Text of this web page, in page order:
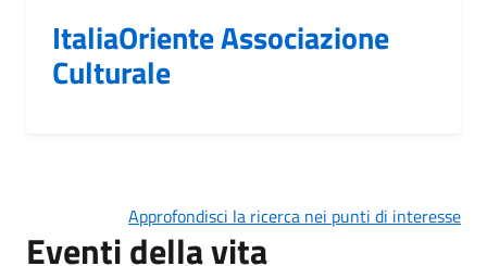
ItaliaOriente Associazione
Culturale
Approfondisci la ricerca nei punti di interesse
Eventi della vita